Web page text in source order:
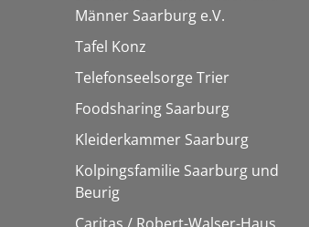
Männer Saarburg e.V.
Tafel Konz
Telefonseelsorge Trier
Foodsharing Saarburg
Kleiderkammer Saarburg
Kolpingsfamilie Saarburg und
Beurig